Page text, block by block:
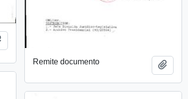
Añadir al portapapeles
Remite documento